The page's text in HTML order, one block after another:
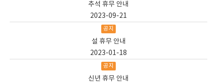
추석 휴무 안내
2023-09-21
공지
설 휴무 안내
2023-01-18
공지
신년 휴무 안내